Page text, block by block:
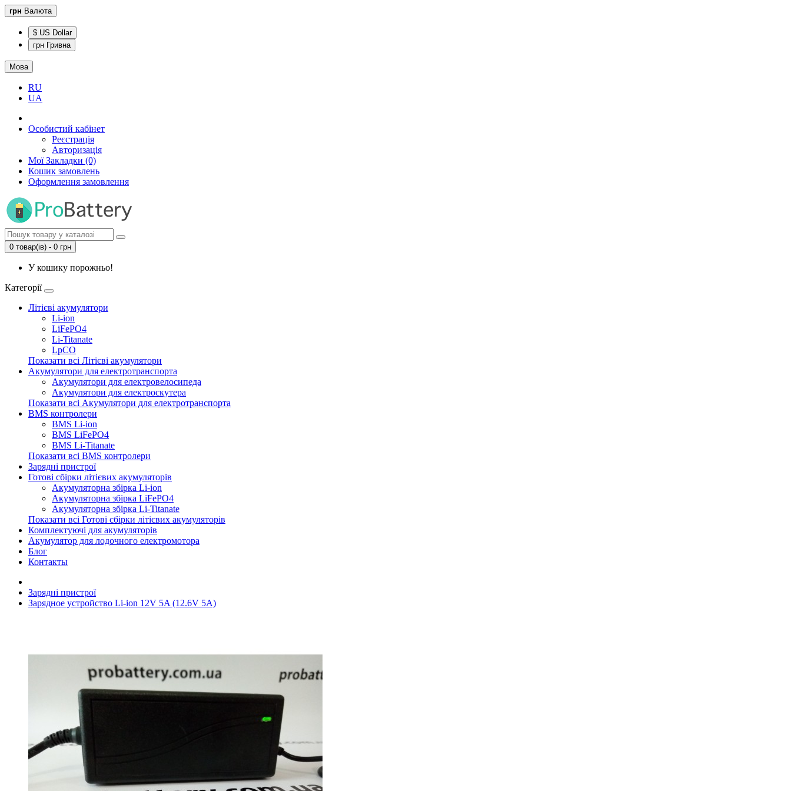
грн Валюта
$ US Dollar
грн Гривна
Мова
RU
UA
Особистий кабінет
Реєстрація
Авторизація
Мої Закладки (0)
Кошик замовлень
Оформлення замовлення
0 товар(ів) - 0 грн
У кошику порожньо!
Категорії
Літієві акумулятори
Li-ion
LiFePO4
Li-Titanate
LpCO
Показати всі Літієві акумулятори
Акумулятори для електротранспорта
Акумулятори для електровелосипеда
Акумулятори для електроскутера
Показати всі Акумулятори для електротранспорта
BMS контролери
BMS Li-ion
BMS LiFePO4
BMS Li-Titanate
Показати всі BMS контролери
Зарядні пристрої
Готові сбірки літієвих акумуляторів
Акумуляторна збірка Li-ion
Акумуляторна збірка LiFePO4
Акумуляторна збірка Li-Titanate
Показати всі Готові сбірки літієвих акумуляторів
Комплектуючі для акумуляторів
Акумулятор для лодочного електромотора
Блог
Контакты
Зарядні пристрої
Зарядное устройство Li-ion 12V 5A (12.6V 5A)